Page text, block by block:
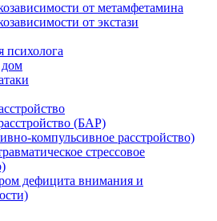
от метамфетамина
от экстази
психолога
(БАР)
компульсивное расстройство)
стрессовое
дефицита внимания и